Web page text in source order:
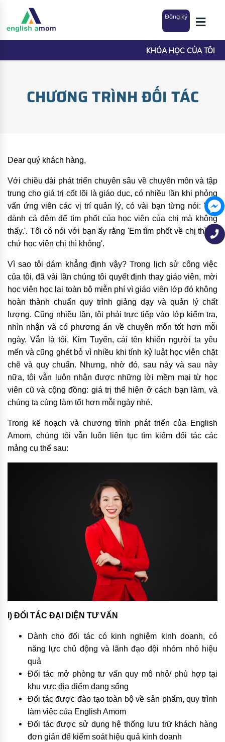
Đăng ký
KHÓA HỌC CỦA TÔI
CHƯƠNG TRÌNH ĐỐI TÁC
Dear quý khách hàng,
Với chiều dài phát triển chuyên sâu về chuyên môn và tập
trung cho giá trị cốt lõi là giáo dục, có nhiều lần khi phỏng
vấn ứng viên các vị trí quản lý, có vài bạn từng nói: 'Em
dành cả đêm để tìm phốt của học viên của chị mà không
thấy.'. Tôi có nói với bạn ấy rằng 'Em tìm phốt về chị thì có
chứ học viên chị thì không'.
Vì sao tôi dám khẳng định vậy? Trong lịch sử công việc
của tôi, đã vài lần chúng tôi quyết định thay giáo viên, mời
học viên học lại toàn bộ miễn phí vì giáo viên lớp đó không
hoàn thành chuẩn quy trình giảng dạy và quản lý chất
lượng. Cũng nhiều lần, tôi phải trực tiếp vào lớp kiểm tra,
nhìn nhận và có phương án về chuyên môn tốt hơn mỗi
ngày. Vẫn là tôi, Kim Tuyến, cái tên khiến người ta yêu
mến và cũng ghét bỏ vì nhiều khi tính kỷ luật học viên chặt
chẽ và quy chuẩn. Nhưng, nhờ đó, sau này và sau này
nữa, tôi vẫn luôn nhận được những lời mềm mại từ học
viên cũ và cộng đồng: giá trị thể hiện ở cách bạn làm, và
chúng ta cùng làm tốt hơn mỗi ngày nhé.
Trong kế hoạch và chương trình phát triển của English
Amom, chúng tôi vẫn luôn liên tục tìm kiếm đối tác các
mảng cụ thể sau:
I) ĐỐI TÁC ĐẠI DIỆN TƯ VẤN
Dành cho đối tác có kinh nghiệm kinh doanh, có
năng lực chủ động và lãnh đạo đội nhóm nhỏ hiệu
quả
Đối tác mở phòng tư vấn quy mô nhỏ/ phù hợp tại
khu vực địa điểm đang sống
Đối tác được đào tạo toàn bộ về sản phẩm, quy trình
làm việc của English Amom
Đối tác được sử dụng hệ thống lưu trữ khách hàng
đơn giản để kiểm soát hiệu quả kinh doanh